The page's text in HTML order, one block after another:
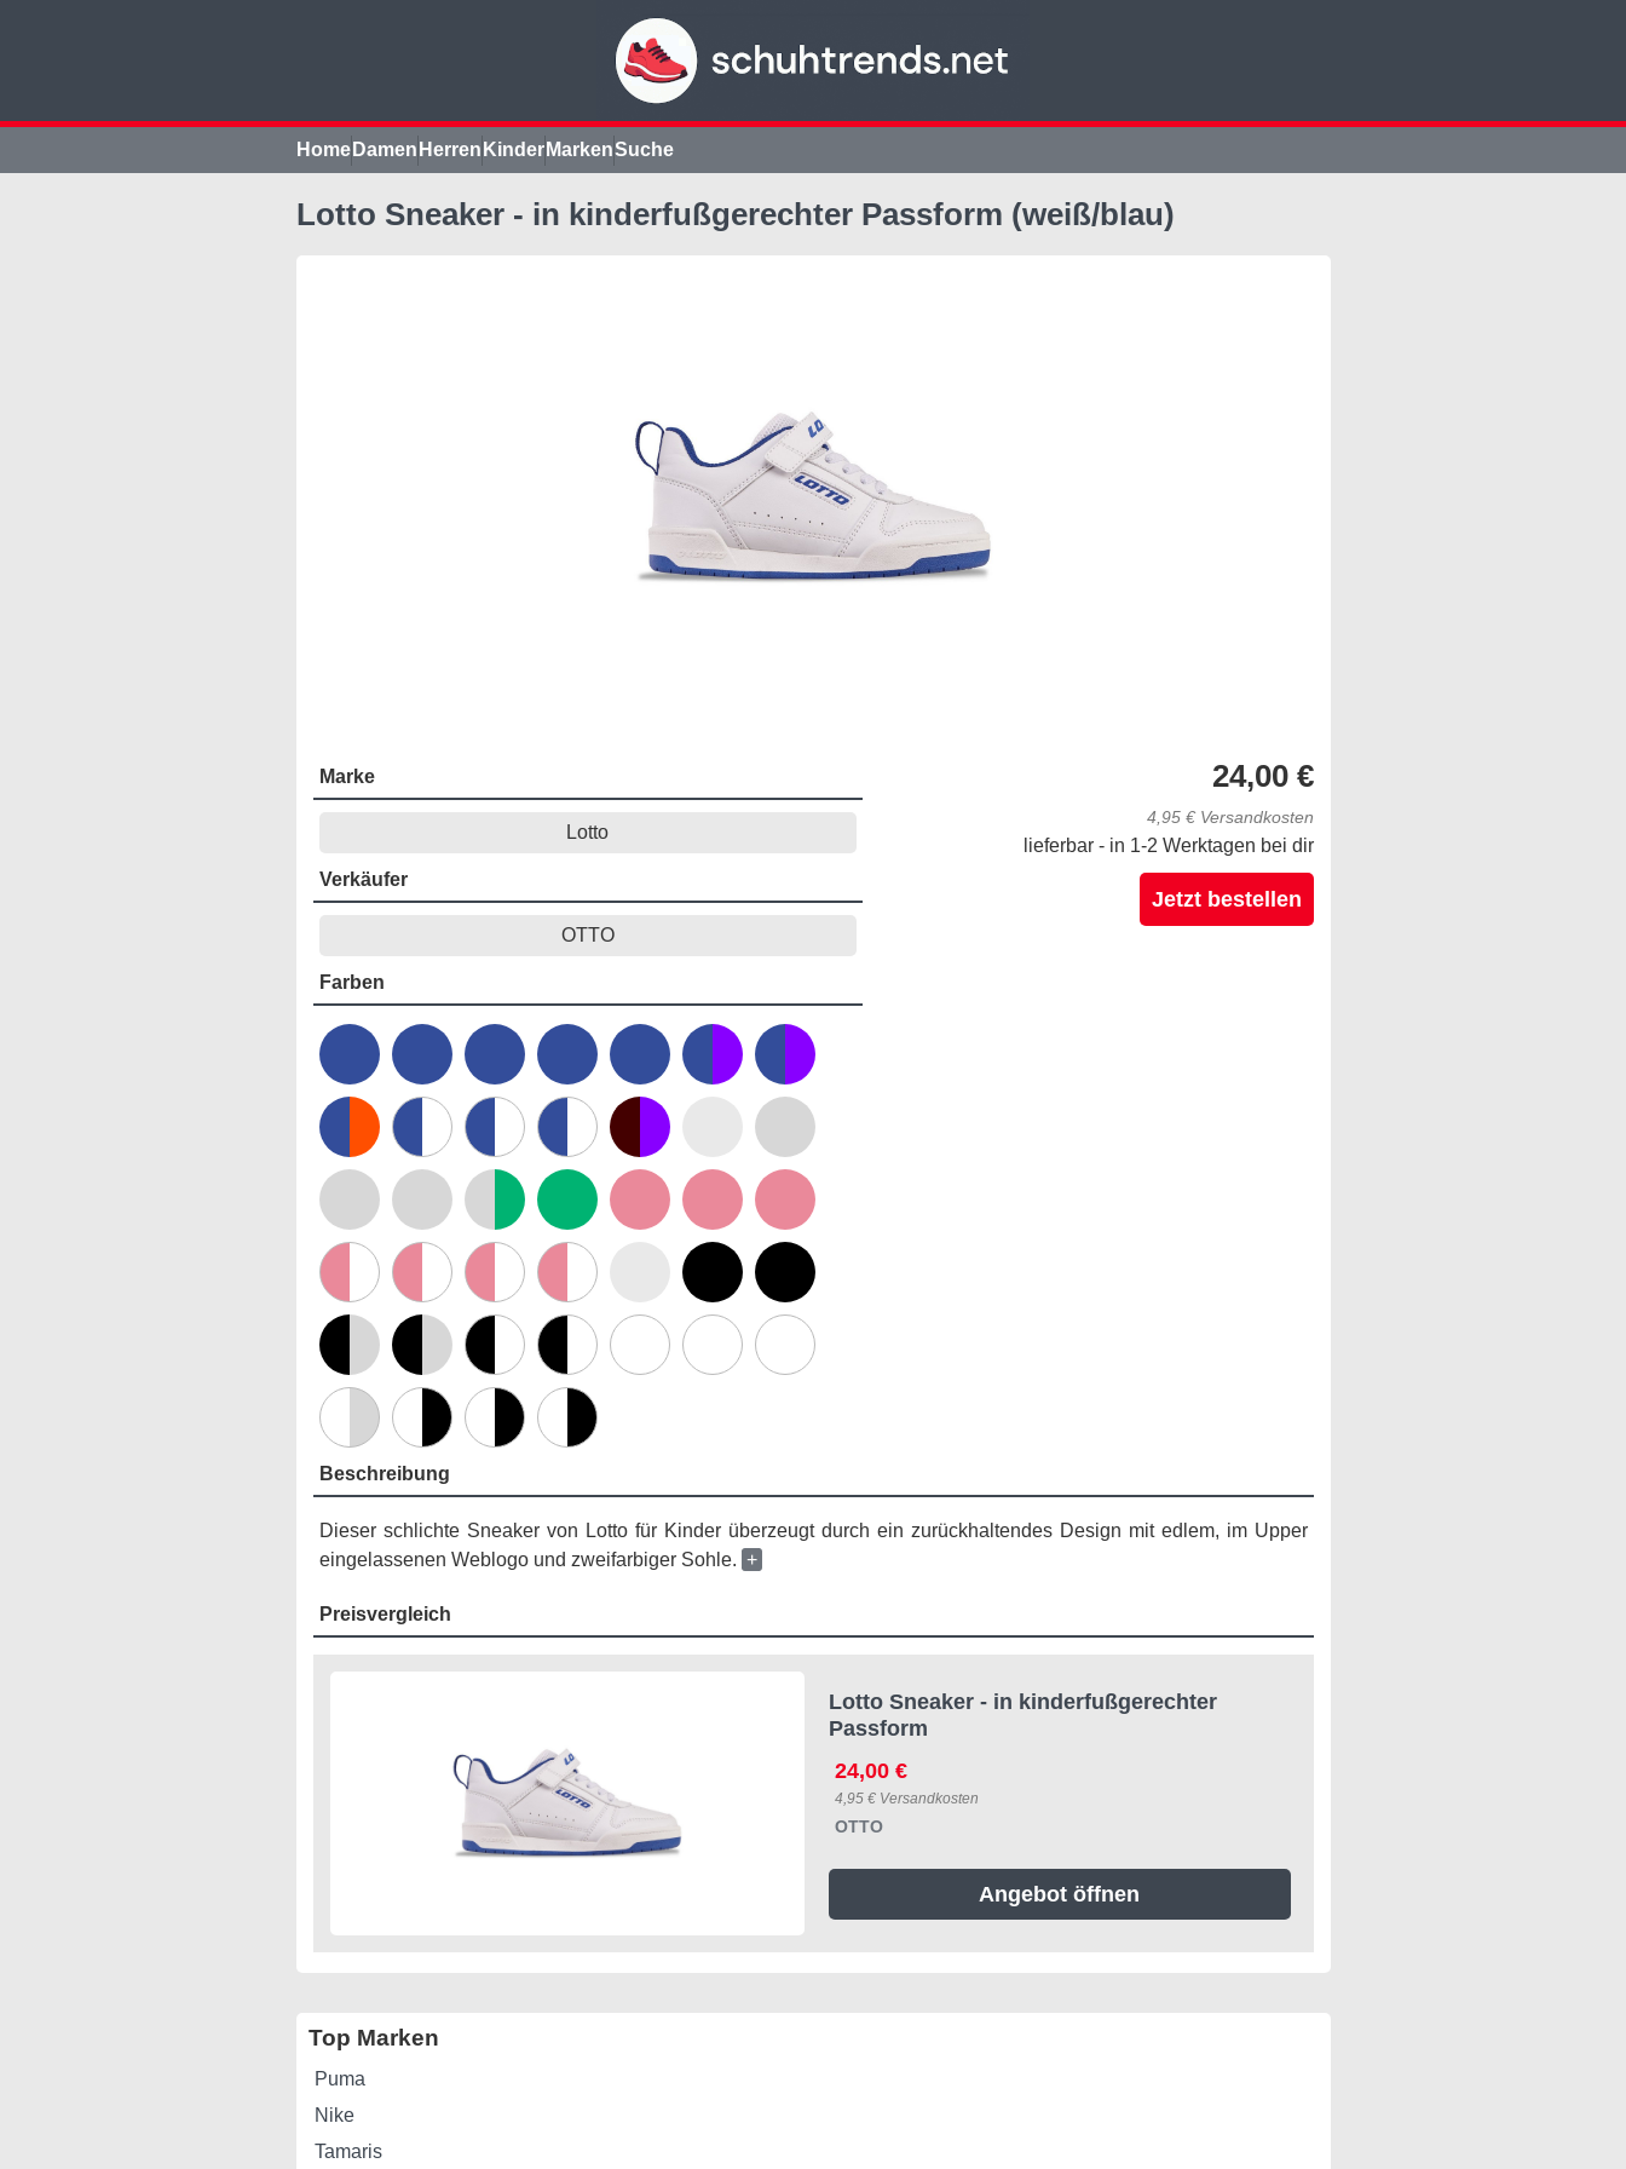
Home Damen Herren Kinder MarkenSuche
Lotto Sneaker - in kinderfußgerechter Passform (weiß/blau)
24,00 €
4,95 € Versandkosten
lieferbar - in 1-2 Werktagen bei dir
Jetzt bestellen
Marke
Lotto
Verkäufer
OTTO
Farben
Beschreibung
Dieser schlichte Sneaker von Lotto für Kinder überzeugt durch ein zurückhaltendes Design mit edlem, im Upper
eingelassenen Weblogo und zweifarbiger Sohle. +
Preisvergleich
Lotto Sneaker - in kinderfußgerechter
Passform
24,00 €
4,95 € Versandkosten
OTTO
Angebot öffnen
Top Marken
Puma
Nike
Tamaris